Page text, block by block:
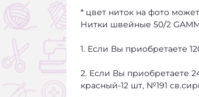
* цвет ниток на фото
Нитки швейные 50/2
1. Если Вы приобретаете
2. Если Вы приобретаете
красный-12 шт, №191